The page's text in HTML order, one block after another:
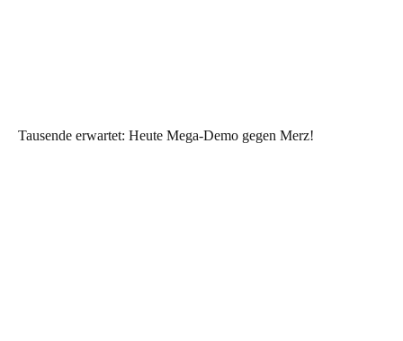
Tausende erwartet: Heute Mega-Demo gegen Merz!